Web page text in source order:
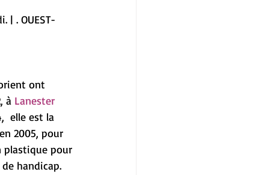
| . OUEST-
ont
à Lanester
elle est la
2005, pour
plastique pour
handicap.